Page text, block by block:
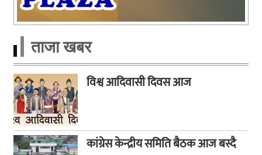
ताजा खबर
विश्व आदिवासी दिवस आज
कांग्रेस केन्द्रीय समिति बैठक आज बस्दै